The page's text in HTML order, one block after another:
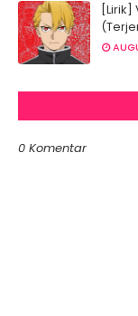
[Lirik]
0 Komentar